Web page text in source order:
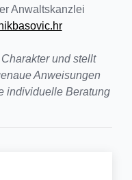
Anwaltskanzlei
und stellt
Anweisungen
individuelle Beratung